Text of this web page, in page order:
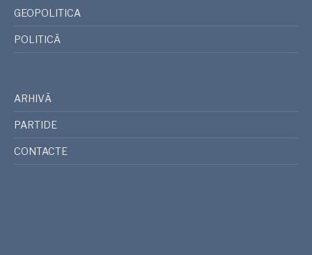
GEOPOLITICA
POLITICĂ
ARHIVĂ
PARTIDE
CONTACTE